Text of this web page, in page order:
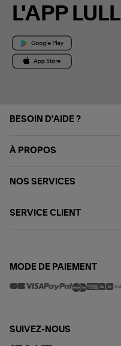
L'APP LULLI
BESOIN D'AIDE ?
À PROPOS
NOS SERVICES
SERVICE CLIENT
MODE DE PAIEMENT
SUIVEZ-NOUS